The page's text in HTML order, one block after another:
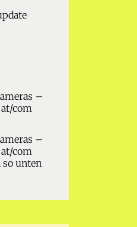
–
com
–
com
so unten